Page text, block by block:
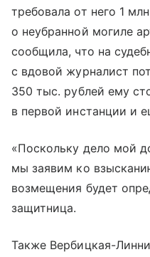
требовала от него 1
о неубранной могиле
сообщила, что на
с вдовой журналист
350 тыс. рублей ему
в первой инстанции и
«Поскольку дело мой
мы заявим ко
возмещения будет
защитница.
Также Вербицкая-